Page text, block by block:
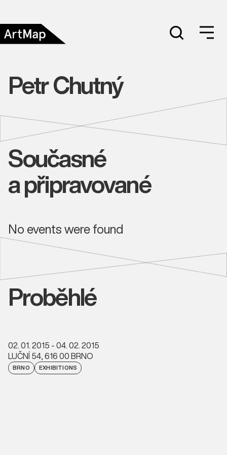
Petr Chutný
Současné
a připravované
No events were found
Proběhlé
02. 01. 2015 - 04. 02. 2015
LUČNÍ 54, 616 00 BRNO
BRNO EXHIBITIONS